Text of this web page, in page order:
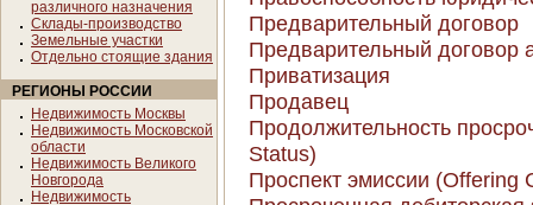
различного назначения
Склады-производство
Земельные участки
Отдельно стоящие здания
РЕГИОНЫ РОССИИ
Недвижимость Москвы
Недвижимость Московской
области
Недвижимость Великого
Новгорода
Недвижимость
Предварительный договор
Предварительный договор
Приватизация
Продавец
Продолжительность
Status)
Проспект эмиссии (Offering